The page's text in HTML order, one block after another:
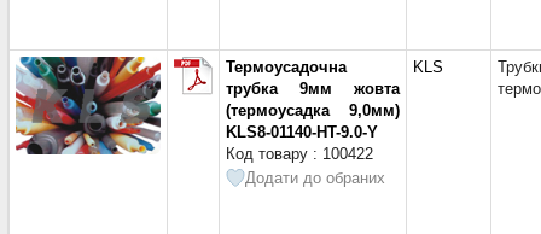
Ш =
Ш =
Ш =
Ш =
Ш =
Ш =
Ш =
Ш =
Ш =
Термоусадочна
трубка 9мм жовта
(термоусадка 9,0мм)
KLS8-01140-HT-9.0-Y
Код товару : 100422
Додати до обраних
KLS